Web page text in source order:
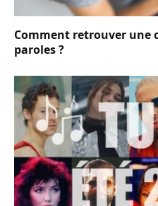
Comment retrouver une
paroles ?